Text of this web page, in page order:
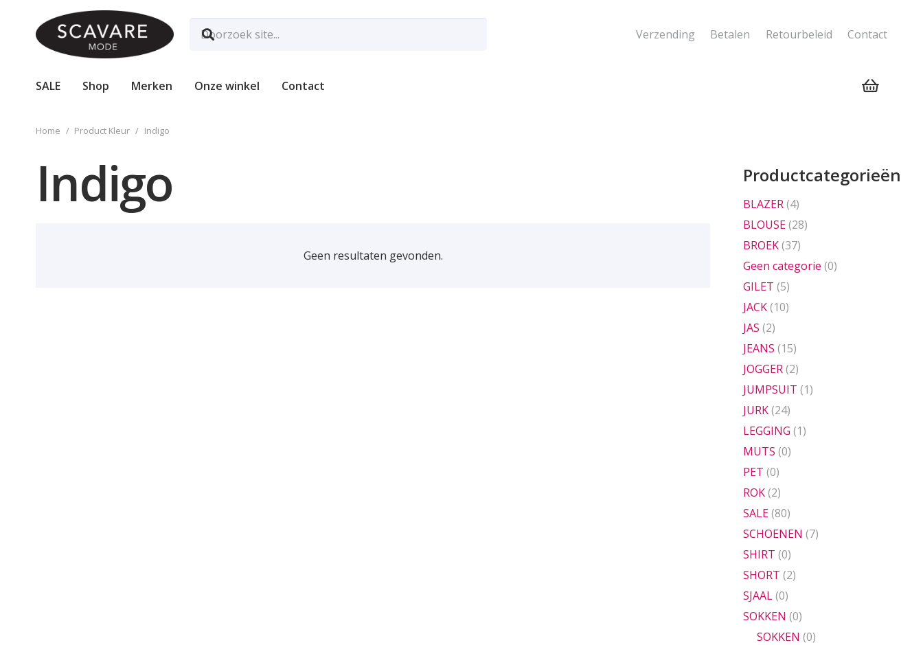
Verzending Betalen Retourbeleid Contact
SALE Shop Merken Onze winkel Contact
Home / Product Kleur / Indigo
Indigo
Geen resultaten gevonden.
Productcategorieën
BLAZER(4)
BLOUSE(28)
BROEK(37)
Geen categorie (0)
GILET (5)
JACK(10)
JAS (2)
JEANS (15)
JOGGER(2)
JUMPSUIT (1)
JURK(24)
LEGGING (1)
MUTS (0)
PET (0)
ROK(2)
SALE(80)
SCHOENEN (7)
SHIRT (0)
SHORT (2)
SJAAL(0)
SOKKEN (0)
SOKKEN (0)